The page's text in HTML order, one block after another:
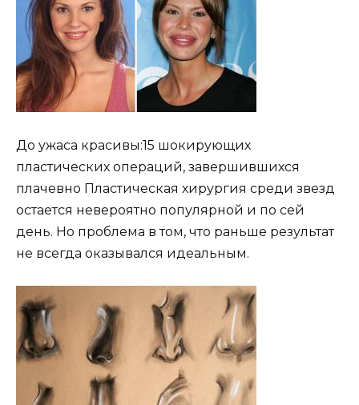
До ужаса красивы:15 шокирующих
пластических операций, завершившихся
плачевно Пластическая хирургия среди звезд
остается невероятно популярной и по сей
день. Но проблема в том, что раньше результат
не всегда оказывался идеальным.